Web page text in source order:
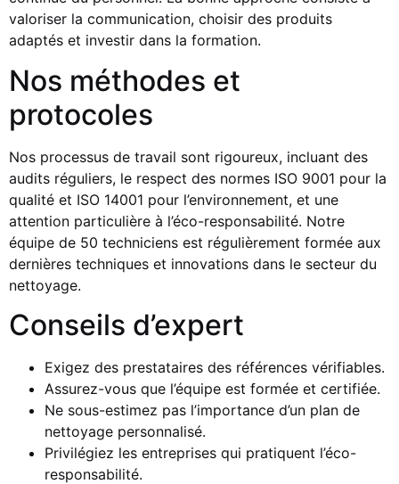
valoriser la communication, choisir des produits
adaptés et investir dans la formation.
Nos méthodes et
protocoles
Nos processus de travail sont rigoureux, incluant des
audits réguliers, le respect des normes ISO 9001 pour la
qualité et ISO 14001 pour l’environnement, et une
attention particulière à l’éco-responsabilité. Notre
équipe de 50 techniciens est régulièrement formée aux
dernières techniques et innovations dans le secteur du
nettoyage.
Conseils d’expert
Exigez des prestataires des références vérifiables.
Assurez-vous que l’équipe est formée et certifiée.
Ne sous-estimez pas l’importance d’un plan de
nettoyage personnalisé.
Privilégiez les entreprises qui pratiquent l’éco-
responsabilité.